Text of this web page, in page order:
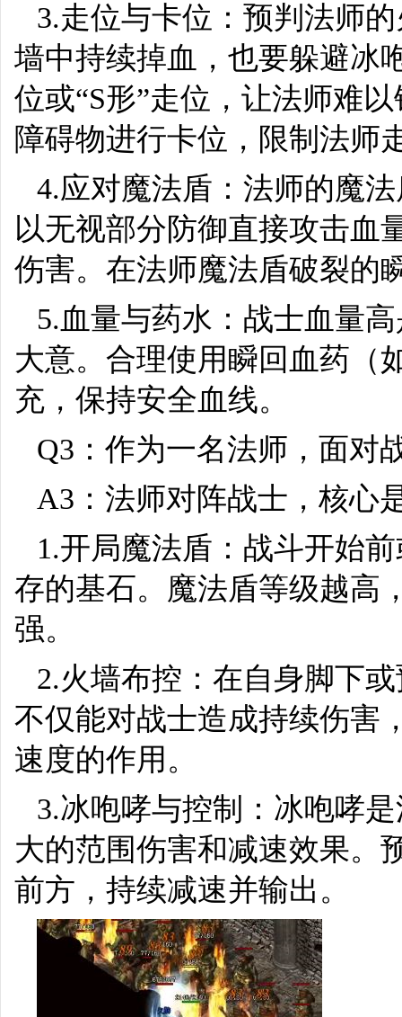
3.走位与卡位：预判法师
墙中持续掉血，也要躲避冰
位或“S形”走位，让法师难
障碍物进行卡位，限制法师
4.应对魔法盾：法师的魔
以无视部分防御直接攻击血
伤害。在法师魔法盾破裂的
5.血量与药水：战士血量
大意。合理使用瞬回血药（
充，保持安全血线。
Q3：作为一名法师，面对
A3：法师对阵战士，核心
1.开局魔法盾：战斗开始
存的基石。魔法盾等级越高
强。
2.火墙布控：在自身脚下
不仅能对战士造成持续伤害
速度的作用。
3.冰咆哮与控制：冰咆哮
大的范围伤害和减速效果。
前方，持续减速并输出。